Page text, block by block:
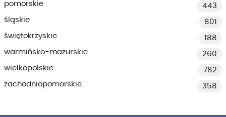
pomorskie
443
śląskie
801
świętokrzyskie
188
warmińsko-mazurskie
260
wielkopolskie
782
zachodniopomorskie
358